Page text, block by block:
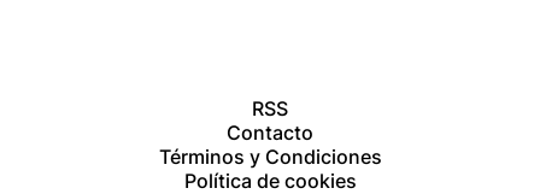
RSS
Contacto
Términos y Condiciones
Política de cookies